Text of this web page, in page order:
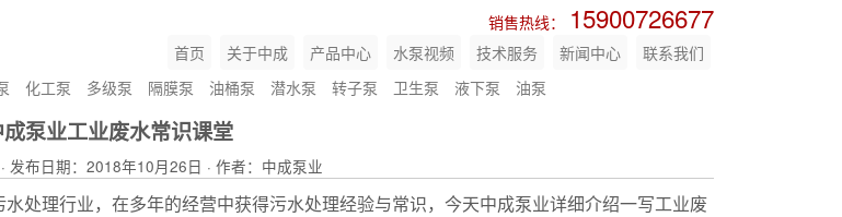
销售热线： 15900726677
首页 关于中成 产品中心 水泵视频 技术服务 新闻中心
联系我们
化工泵 多级泵 隔膜泵 油桶泵 潜水泵 转子泵 卫生泵 液下泵 油泵
泵业工业废水常识课堂
· 发布日期：2018年10月26日 · 作者：中成泵业
处理行业，在多年的经营中获得污水处理经验与常识，今天中成泵业详细介绍一写工业废